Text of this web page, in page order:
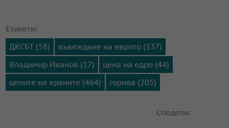
Етикети:
ДКСБТ (58)
въвеждане на еврото (337)
Владимир Иванов (17)
цена на едро (44)
цените на храните (464)
горива (205)
Сподели: